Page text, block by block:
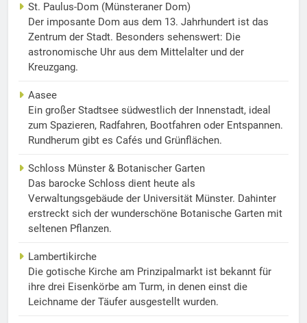
St. Paulus-Dom (Münsteraner Dom)
Der imposante Dom aus dem 13. Jahrhundert ist das
Zentrum der Stadt. Besonders sehenswert: Die
astronomische Uhr aus dem Mittelalter und der
Kreuzgang.
Aasee
Ein großer Stadtsee südwestlich der Innenstadt, ideal
zum Spazieren, Radfahren, Bootfahren oder Entspannen.
Rundherum gibt es Cafés und Grünflächen.
Schloss Münster & Botanischer Garten
Das barocke Schloss dient heute als
Verwaltungsgebäude der Universität Münster. Dahinter
erstreckt sich der wunderschöne Botanische Garten mit
seltenen Pflanzen.
Lambertikirche
Die gotische Kirche am Prinzipalmarkt ist bekannt für
ihre drei Eisenkörbe am Turm, in denen einst die
Leichname der Täufer ausgestellt wurden.